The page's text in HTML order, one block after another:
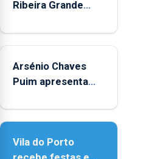
de
entre
14h00
e
18h00.
Ribeira Grande
"Museus no Verão"
Arsénio Chaves
Puim apresenta
de Vila do Porto
Vila do Porto